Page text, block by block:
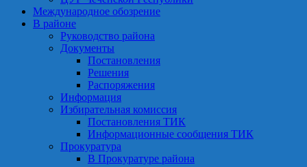
Международное обозрение
В районе
Руководство района
Документы
Постановления
Решения
Распоряжения
Информация
Избирательная комиссия
Постановления ТИК
Информационные сообщения ТИК
Прокуратура
В Прокуратуре района